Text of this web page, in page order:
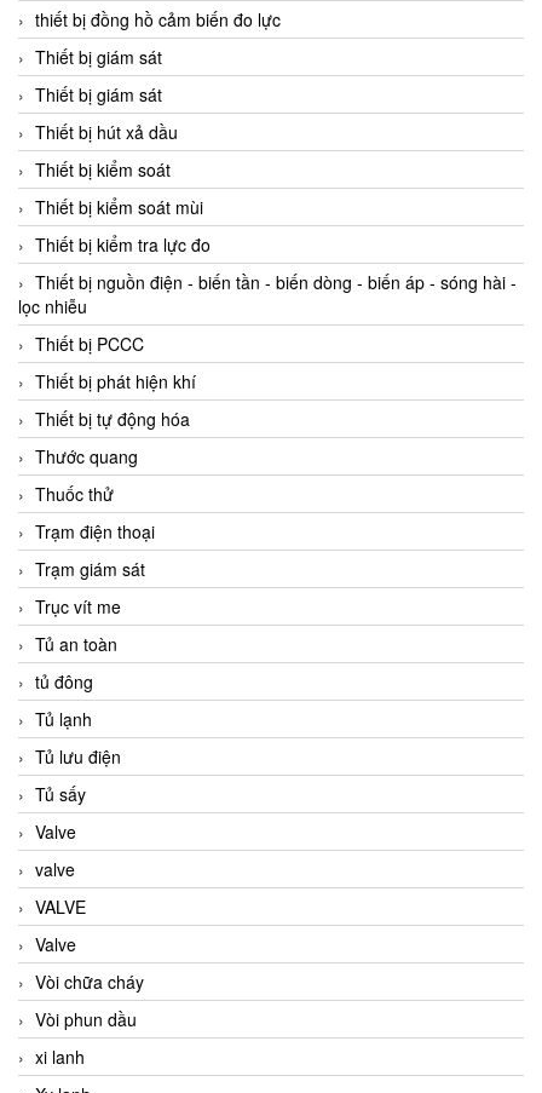
thiết bị đồng hồ cảm biến đo lực
Thiết bị giám sát
Thiết bị giám sát
Thiết bị hút xả dầu
Thiết bị kiểm soát
Thiết bị kiểm soát mùi
Thiết bị kiểm tra lực đo
Thiết bị nguồn điện - biến tần - biến dòng - biến áp - sóng hài -
lọc nhiễu
Thiết bị PCCC
Thiết bị phát hiện khí
Thiết bị tự động hóa
Thước quang
Thuốc thử
Trạm điện thoại
Trạm giám sát
Trục vít me
Tủ an toàn
tủ đông
Tủ lạnh
Tủ lưu điện
Tủ sấy
Valve
valve
VALVE
Valve
Vòi chữa cháy
Vòi phun dầu
xi lanh